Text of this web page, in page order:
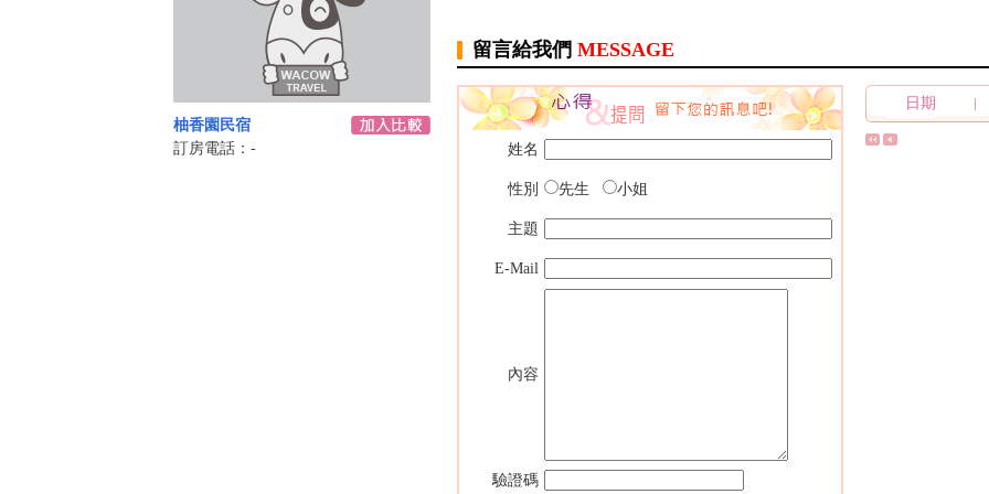
柚香園民宿
訂房電話：-
留言給我們 MESSAGE
姓名
性別 先生 小姐
主題
E-Mail
內容
驗證碼
日期